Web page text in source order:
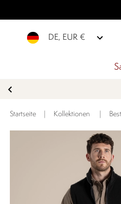
DE, EUR €
Startseite Kollektionen